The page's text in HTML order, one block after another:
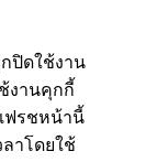
ปิดใช้งาน
งานคุกกี้
ฟรชหน้านี้
าโดยใช้